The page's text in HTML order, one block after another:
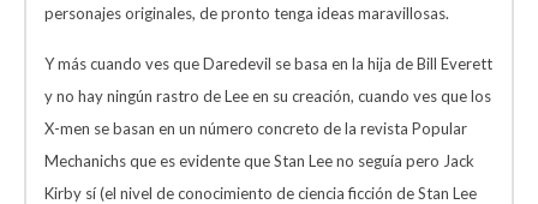
personajes originales, de pronto tenga ideas maravillosas.
Y más cuando ves que Daredevil se basa en la hija de Bill Everett
y no hay ningún rastro de Lee en su creación, cuando ves que los
X-men se basan en un número concreto de la revista Popular
Mechanichs que es evidente que Stan Lee no seguía pero Jack
Kirby sí (el nivel de conocimiento de ciencia ficción de Stan Lee